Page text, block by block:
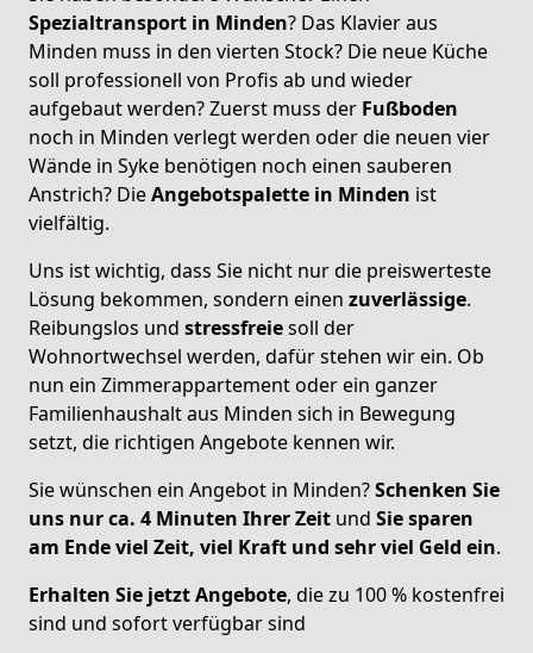
Spezialtransport in Minden? Das Klavier aus
Minden muss in den vierten Stock? Die neue Küche
soll professionell von Profis ab und wieder
aufgebaut werden? Zuerst muss der Fußboden
noch in Minden verlegt werden oder die neuen vier
Wände in Syke benötigen noch einen sauberen
Anstrich? DieAngebotspalette in Minden ist
vielfältig.
Uns ist wichtig, dass Sie nicht nur die preiswerteste
Lösung bekommen, sondern einen zuverlässige.
Reibungslos und stressfreiesoll der
Wohnortwechsel werden, dafür stehen wir ein. Ob
nun ein Zimmerappartement oder ein ganzer
Familienhaushalt aus Minden sich in Bewegung
setzt, die richtigen Angebote kennen wir.
Sie wünschen ein Angebot in Minden?Schenken Sie
uns nur ca. 4 Minuten Ihrer Zeit und Sie sparen
am Ende viel Zeit, viel Kraft und sehr viel Geld ein.
Erhalten Sie jetzt Angebote, die zu 100 % kostenfrei
sind und sofort verfügbar sind